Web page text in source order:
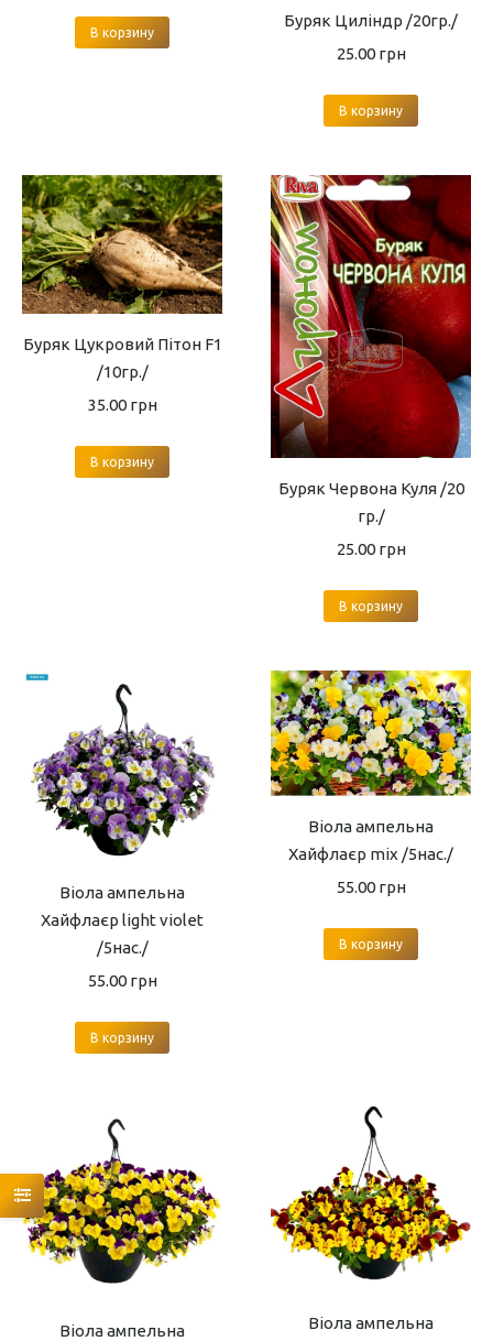
В корзину
Буряк Циліндр /20гр./
25.00 грн
В корзину
Буряк Цукровий Пітон F1
/10гр./
35.00 грн
В корзину
Буряк Червона Куля /20
гр./
25.00 грн
В корзину
Віола ампельна
Хайфлаєр light violet
/5нас./
55.00 грн
В корзину
Віола ампельна
Хайфлаєр mix /5нас./
55.00 грн
В корзину
Віола ампельна Віола ампельна